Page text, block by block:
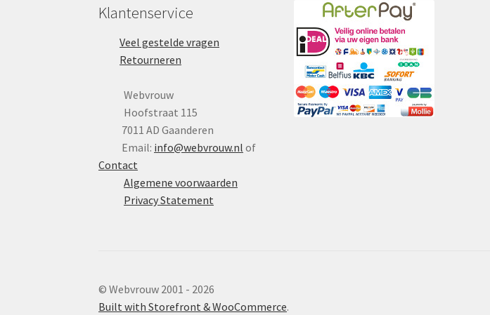
Klantenservice
Veel gestelde vragen
Retourneren
Webvrouw
Hoofstraat 115
7011 AD Gaanderen
Email: info@webvrouw.nl of
Contact
Algemene voorwaarden
Privacy Statement
© Webvrouw 2001 - 2026
Built with Storefront & WooCommerce.